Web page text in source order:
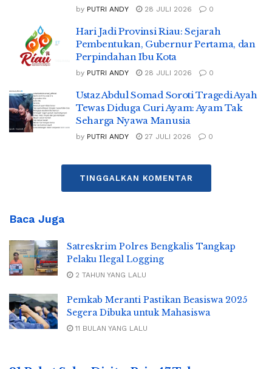
by PUTRI ANDY 28 JULI 2026 0
Hari Jadi Provinsi Riau: Sejarah
Pembentukan, Gubernur Pertama, dan
Perpindahan Ibu Kota
by PUTRI ANDY 28 JULI 2026 0
Ustaz Abdul Somad Soroti Tragedi Ayah
Tewas Diduga Curi Ayam: Ayam Tak
Seharga Nyawa Manusia
by PUTRI ANDY 27 JULI 2026 0
TINGGALKAN KOMENTAR
Baca Juga
Satreskrim Polres Bengkalis Tangkap
Pelaku Ilegal Logging
2 TAHUN YANG LALU
Pemkab Meranti Pastikan Beasiswa 2025
Segera Dibuka untuk Mahasiswa
11 BULAN YANG LALU